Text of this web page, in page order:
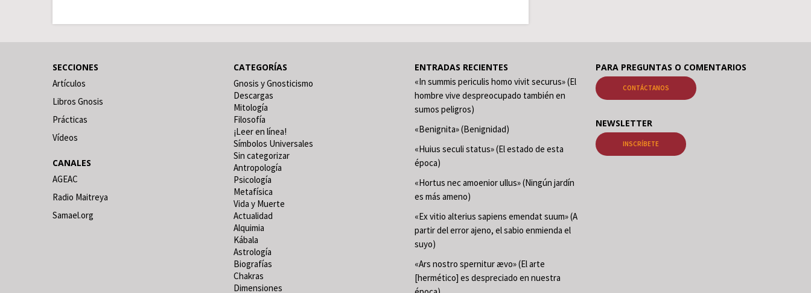
SECCIONES
Artículos
Libros Gnosis
Prácticas
Vídeos
CANALES
AGEAC
Radio Maitreya
Samael.org
CATEGORÍAS
Gnosis y Gnosticismo
Descargas
Mitología
Filosofía
¡Leer en línea!
Símbolos Universales
Sin categorizar
Antropología
Psicología
Metafísica
Vida y Muerte
Actualidad
Alquimia
Kábala
Astrología
Biografías
Chakras
Dimensiones
ENTRADAS RECIENTES
«In summis periculis homo vivit securus» (El
hombre vive despreocupado también en
sumos peligros)
«Benignita» (Benignidad)
«Huius seculi status» (El estado de esta
época)
«Hortus nec amoenior ullus» (Ningún jardín
es más ameno)
«Ex vitio alterius sapiens emendat suum» (A
partir del error ajeno, el sabio enmienda el
suyo)
«Ars nostro spernitur ævo» (El arte
[hermético] es despreciado en nuestra
PARA PREGUNTAS O COMENTARIOS
CONTÁCTANOS
NEWSLETTER
INSCRÍBETE